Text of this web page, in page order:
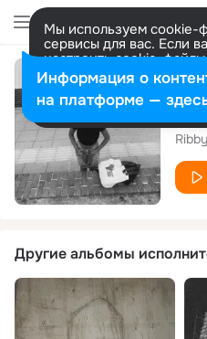
Мы используем cookie-
сервисы для вас. Если
настроить cookie-
представитель. Больше
Разрешить все
Другие альбомы
Информация о
на платформе —